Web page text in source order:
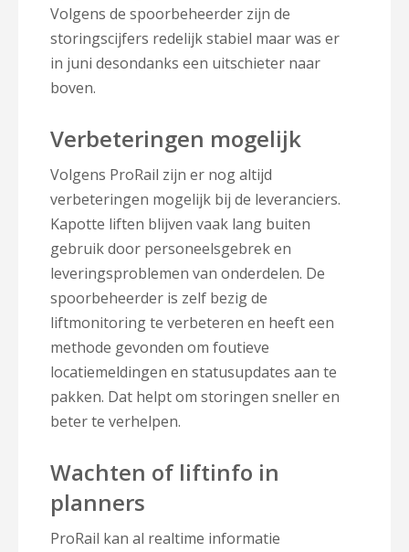
Volgens de spoorbeheerder zijn de
storingscijfers redelijk stabiel maar was er
in juni desondanks een uitschieter naar
boven.
Verbeteringen mogelijk
Volgens ProRail zijn er nog altijd
verbeteringen mogelijk bij de leveranciers.
Kapotte liften blijven vaak lang buiten
gebruik door personeelsgebrek en
leveringsproblemen van onderdelen. De
spoorbeheerder is zelf bezig de
liftmonitoring te verbeteren en heeft een
methode gevonden om foutieve
locatiemeldingen en statusupdates aan te
pakken. Dat helpt om storingen sneller en
beter te verhelpen.
Wachten of liftinfo in
planners
ProRail kan al realtime informatie